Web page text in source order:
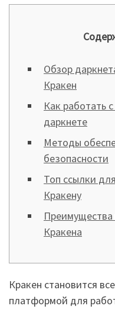
Обзор
Кракен
Как работать
даркнете
Методы
безопасности
Топ ссылки
Кракену
Преимущества
Кракена
Кракен становится
платформой для